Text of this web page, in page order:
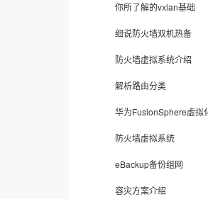
你所了解的vxlan基础
细说防火墙双机热备
防火墙虚拟系统介绍
解析路由分类
华为FusionSphere虚拟
防火墙虚拟系统
eBackup备份组网
容灾方案介绍